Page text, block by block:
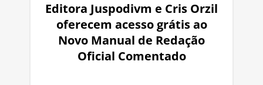
Editora Juspodivm e Cris Orzil
oferecem acesso grátis ao
Novo Manual de Redação
Oficial Comentado